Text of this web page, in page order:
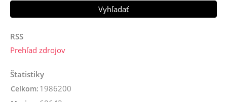
RSS
Prehľad zdrojov
Štatistiky
Celkom: 1986200